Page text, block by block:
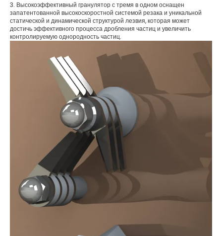
3. Высокоэффективный гранулятор с тремя в одном оснащен
запатентованной высокоскоростной системой резака и уникальной
статической и динамической структурой лезвия, которая может
достичь эффективного процесса дробления частиц и увеличить
контролируемую однородность частиц.